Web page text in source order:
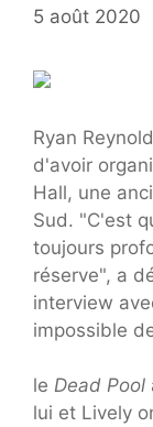
5 août 2020
Ryan
d'avoir
Hall, une
Sud. "C'est
toujours
réserve", a
interview
impossible
le Dead Pool
lui et Lively